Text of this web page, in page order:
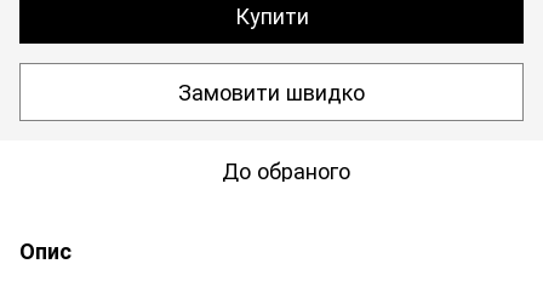
Купити
Замовити швидко
До обраного
Опис